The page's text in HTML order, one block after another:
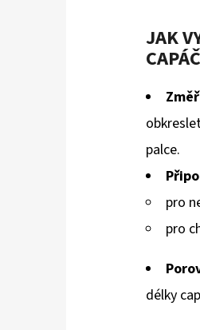
JAK
palce.
pro
pro
délky